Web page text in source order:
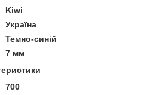
Kiwi
Україна
Темно-синій
7 мм
700